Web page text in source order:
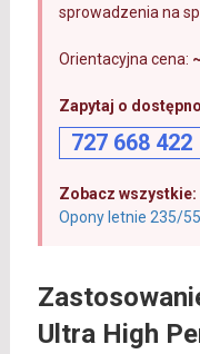
sprowadzenia na
Orientacyjna cena:
Zapytaj o
727 668 422
Zobacz wszystkie:
Opony letnie 235/
Ultra High